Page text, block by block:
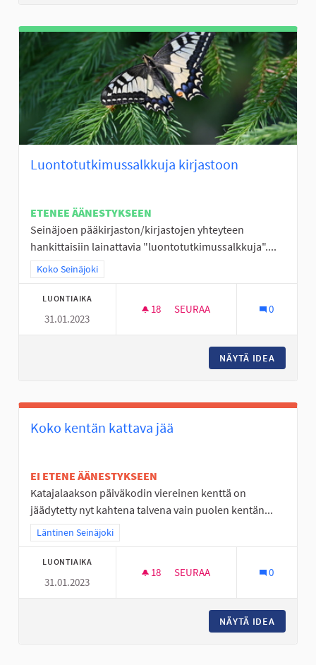
Luontotutkimussalkkuja kirjastoon
ETENEE ÄÄNESTYKSEEN
Seinäjoen pääkirjaston/kirjastojen yhteyteen
hankittaisiin lainattavia "luontotutkimussalkkuja"....
Rajaa tulokset teeman mukaan: Koko Seinäjoki
Koko Seinäjoki
LUONTIAIKA
31.01.2023
18 18 SEURAAJAA
SEURAA 0
NÄYTÄ IDEA
Koko kentän kattava jää
EI ETENE ÄÄNESTYKSEEN
Katajalaakson päiväkodin viereinen kenttä on
jäädytetty nyt kahtena talvena vain puolen kentän...
Rajaa tulokset teeman mukaan: Läntinen Seinäjoki
Läntinen Seinäjoki
LUONTIAIKA
31.01.2023
18 18 SEURAAJAA
SEURAA 0
NÄYTÄ IDEA